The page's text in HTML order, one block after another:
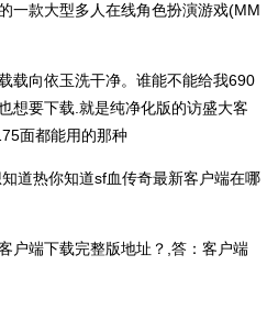
一款大型多人在线角色扮演游戏(MM
载向依玉洗干净。谁能不能给我690
想要下载.就是纯净化版的访盛大客
面都能用的那种
道热你知道sf血传奇最新客户端在哪
端下载完整版地址？,答：客户端